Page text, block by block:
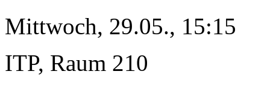
Mittwoch, 29.05., 15:15
ITP, Raum 210